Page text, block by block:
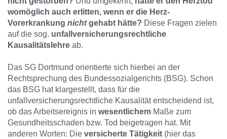
womöglich auch erlitten, wenn er die Herz-
Vorerkrankung nichtgehabt hätte? Diese Fragen zielen
auf die sog. unfallversicherungsrechtliche
Kausalitätslehre ab.
Das SG Dortmund orientierte sich hierbei an der
Rechtsprechung des Bundessozialgerichts (BSG). Schon
das BSG hat klargestellt, dass für die
unfallversicherungsrechtliche Kausalität entscheidend ist,
ob das Arbeitsereignis in wesentlichem Maße zum
Gesundheitsschaden bzw. Tod beigetragen hat. Mit
anderen Worten: Die versicherte Tätigkeit (hier das